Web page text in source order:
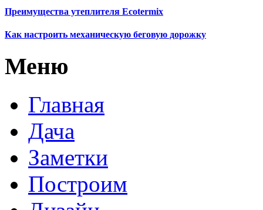
Преимущества утеплителя Ecotermix
Как настроить механическую беговую дорожку
Меню
Главная
Дача
Заметки
Построим